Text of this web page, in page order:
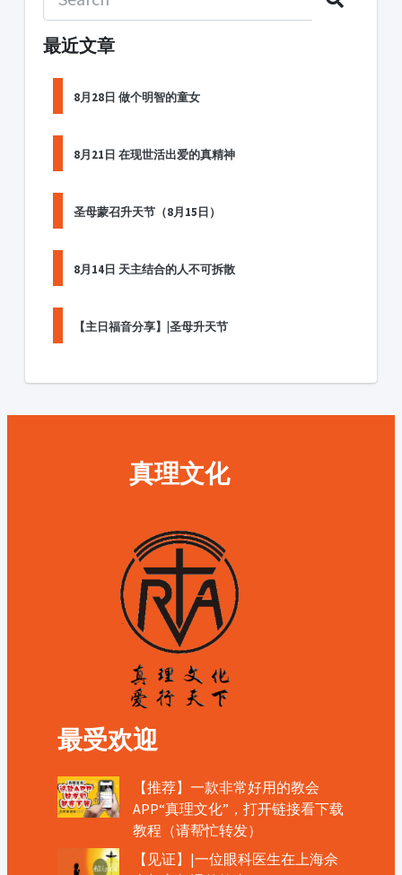
最近文章
8月28日 做个明智的童女
8月21日 在现世活出爱的真精神
圣母蒙召升天节（8月15日）
8月14日 天主结合的人不可拆散
【主日福音分享】|圣母升天节
真理文化
最受欢迎
【推荐】一款非常好用的教会
APP“真理文化”，打开链接看下载
教程（请帮忙转发）
【见证】|一位眼科医生在上海佘